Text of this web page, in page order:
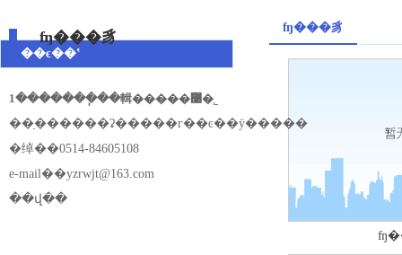
ʩ���豸
��ϵ��ʽ
1�������ֽ��輯�����޹�˾
��ַ������ʡ�����г��ͼ��ÿ�����
�绰��0514-84605108
e-mail��yzrwjt@163.com
��վ��
ʩ���豸